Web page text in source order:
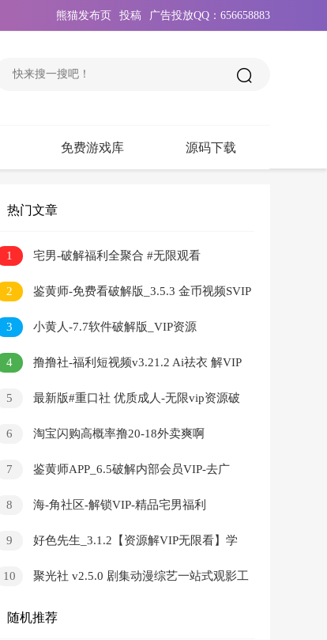
广告投放QQ：656658883
投稿
熊猫发布页
免费游戏库 源码下载
热门文章
1 宅男-破解福利全聚合 #无限观看
2
鉴黄师-免费看破解版_3.5.3 金币视频SVIP
无限看
3
小黄人-7.7软件破解版_VIP资源
4
撸撸社-福利短视频v3.21.2 Ai祛衣 解VIP
5
最新版#重口社 优质成人-无限vip资源破
6
淘宝闪购高概率撸20-18外卖爽啊
7
鉴黄师APP_6.5破解内部会员VIP-去广
8
海-角社区-解锁VIP-精品宅男福利
9
好色先生_3.1.2【资源解VIP无限看】学
10
聚光社 v2.5.0 剧集动漫综艺一站式观影工
随机推荐